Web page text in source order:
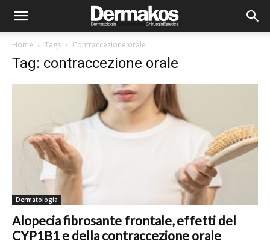
Home Tags Contraccezione orale
Tag: contraccezione orale
Dermatologia
Alopecia fibrosante frontale, effetti del
CYP1B1 e della contraccezione orale